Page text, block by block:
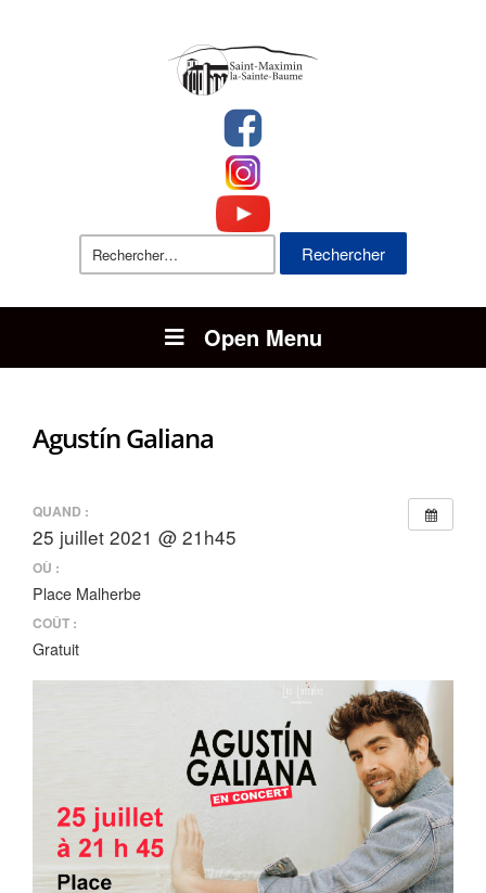
Rechercher :
Open Menu
Agustín Galiana
QUAND :
25 juillet 2021 @ 21h45
OÙ :
Place Malherbe
COÛT :
Gratuit